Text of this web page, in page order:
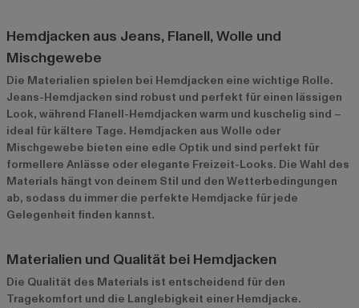
Hemdjacken aus Jeans, Flanell, Wolle und
Mischgewebe
Die Materialien spielen bei Hemdjacken eine wichtige Rolle.
Jeans-Hemdjacken sind robust und perfekt für einen lässigen
Look, während Flanell-Hemdjacken warm und kuschelig sind –
ideal für kältere Tage. Hemdjacken aus Wolle oder
Mischgewebe bieten eine edle Optik und sind perfekt für
formellere Anlässe oder elegante Freizeit-Looks. Die Wahl des
Materials hängt von deinem Stil und den Wetterbedingungen
ab, sodass du immer die perfekte Hemdjacke für jede
Gelegenheit finden kannst.
Materialien und Qualität bei Hemdjacken
Die Qualität des Materials ist entscheidend für den
Tragekomfort und die Langlebigkeit einer Hemdjacke.